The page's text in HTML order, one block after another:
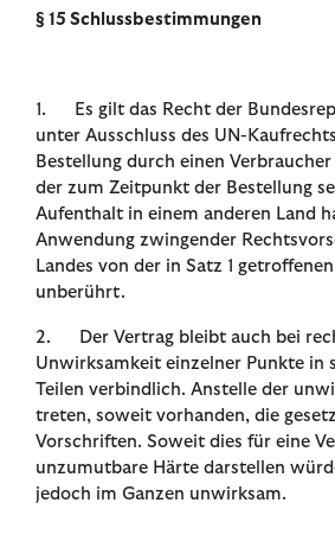
§ 15 Schlussbestimmungen
1. Es gilt das Recht der
unter Ausschluss des UN-
Bestellung durch einen
der zum Zeitpunkt der Bestellung
Aufenthalt in einem anderen Land
Anwendung zwingender
Landes von der in Satz 1
unberührt.
2. Der Vertrag bleibt auch bei
Unwirksamkeit einzelner Punkte in
Teilen verbindlich. Anstelle der
treten, soweit vorhanden, die
Vorschriften. Soweit dies für eine
unzumutbare Härte darstellen
jedoch im Ganzen unwirksam.